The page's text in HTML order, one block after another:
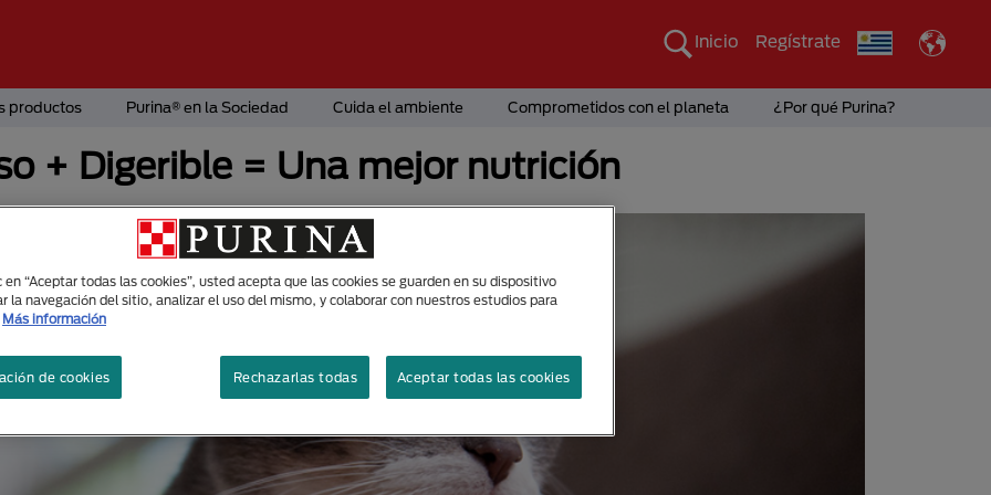
Inicio Regístrate
productos Purina® en la Sociedad Cuida el ambiente Comprometidos con el planeta ¿Por qué Purina?
+ Digerible = Una mejor nutrición
en “Aceptar todas las cookies”, usted acepta que las cookies se guarden en su dispositivo
la navegación del sitio, analizar el uso del mismo, y colaborar con nuestros estudios para
Más información
Rechazarlas todas Aceptar todas las cookies
de cookies